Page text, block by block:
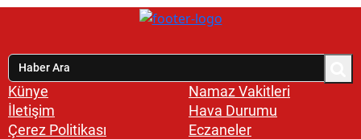
Künye
İletişim
Çerez Politikası
Namaz Vakitleri
Hava Durumu
Eczaneler